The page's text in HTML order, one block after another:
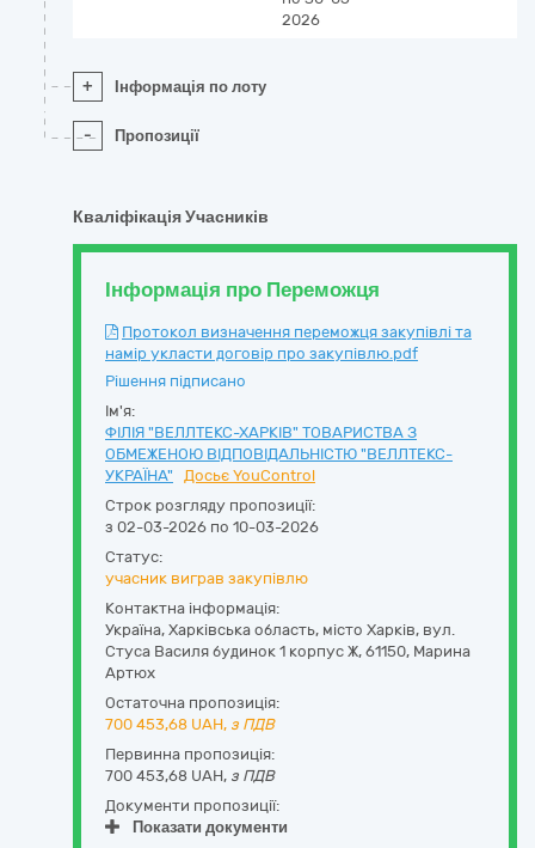
2026
+ Інформація по лоту
- Пропозиції
Кваліфікація Учасників
Інформація про Переможця
Протокол визначення переможця закупівлі та
намір укласти договір про закупівлю.pdf
Рішення підписано
Ім'я:
ФІЛІЯ "ВЕЛЛТЕКС-ХАРКІВ" ТОВАРИСТВА З
ОБМЕЖЕНОЮ ВІДПОВІДАЛЬНІСТЮ "ВЕЛЛТЕКС-
УКРАЇНА"
Досьє YouControl
Строк розгляду пропозиції:
з 02-03-2026 по 10-03-2026
Статус:
учасник виграв закупівлю
Контактна інформація:
Україна, Харківська область, місто Харків, вул.
Стуса Василя будинок 1 корпус Ж, 61150, Марина
Артюх
Остаточна пропозиція:
700 453,68 UAH, з ПДВ
Первинна пропозиція:
700 453,68 UAH, з ПДВ
Документи пропозиції:
Показати документи